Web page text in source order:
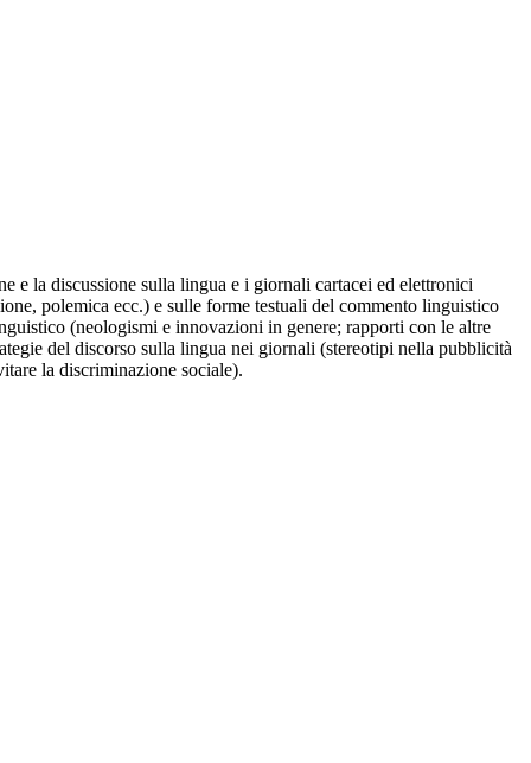
e la discussione sulla lingua e i giornali cartacei ed elettronici
polemica ecc.) e sulle forme testuali del commento linguistico
(neologismi e innovazioni in genere; rapporti con le altre
del discorso sulla lingua nei giornali (stereotipi nella pubblicità
la discriminazione sociale).